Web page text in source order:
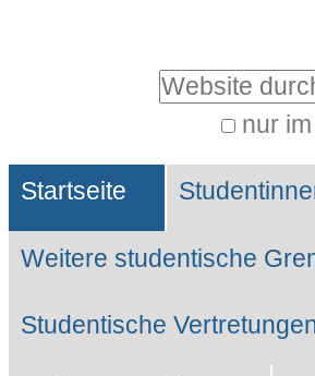
Website durchsuchen
nur
Suche…
Sektionen
Startseite
Weitere studentische
Studentische